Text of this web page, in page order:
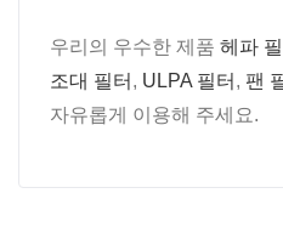
우리의 우수한 제품 헤파
조대 필터 , ULPA 필터 , 팬
자유롭게 이용해 주세요.